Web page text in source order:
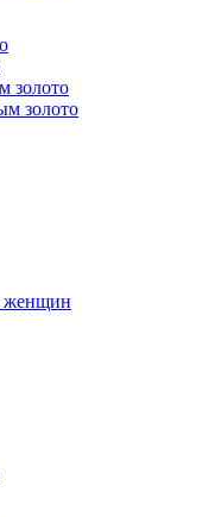
золото
золото
женщин